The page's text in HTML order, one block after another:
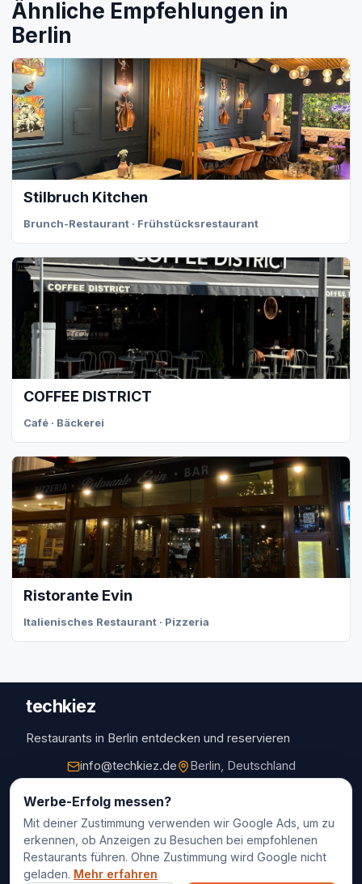
Ähnliche Empfehlungen in
Berlin
Stilbruch Kitchen
Brunch-Restaurant · Frühstücksrestaurant
COFFEE DISTRICT
Café · Bäckerei
Ristorante Evin
Italienisches Restaurant · Pizzeria
techkiez
Restaurants in Berlin entdecken und reservieren
info@techkiez.de
Berlin, Deutschland
Restaurants
Restaurantauswahl
Für Unternehmen
Kontakt
Werbe-Erfolg messen?
Mit deiner Zustimmung verwenden wir Google Ads, um zu
erkennen, ob Anzeigen zu Besuchen bei empfohlenen
Restaurants führen. Ohne Zustimmung wird Google nicht
geladen. Mehr erfahren